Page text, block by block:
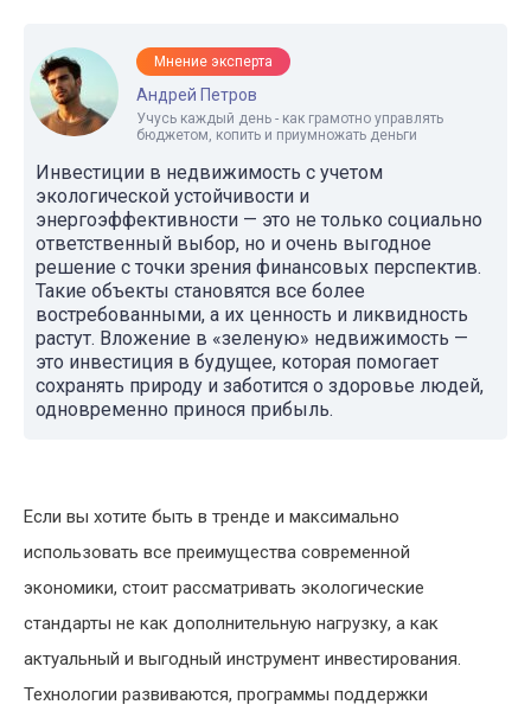
Мнение эксперта
Андрей Петров
Учусь каждый день - как грамотно управлять
бюджетом, копить и приумножать деньги
Инвестиции в недвижимость с учетом
экологической устойчивости и
энергоэффективности — это не только социально
ответственный выбор, но и очень выгодное
решение с точки зрения финансовых перспектив.
Такие объекты становятся все более
востребованными, а их ценность и ликвидность
растут. Вложение в «зеленую» недвижимость —
это инвестиция в будущее, которая помогает
сохранять природу и заботится о здоровье людей,
одновременно принося прибыль.
Если вы хотите быть в тренде и максимально
использовать все преимущества современной
экономики, стоит рассматривать экологические
стандарты не как дополнительную нагрузку, а как
актуальный и выгодный инструмент инвестирования.
Технологии развиваются, программы поддержки